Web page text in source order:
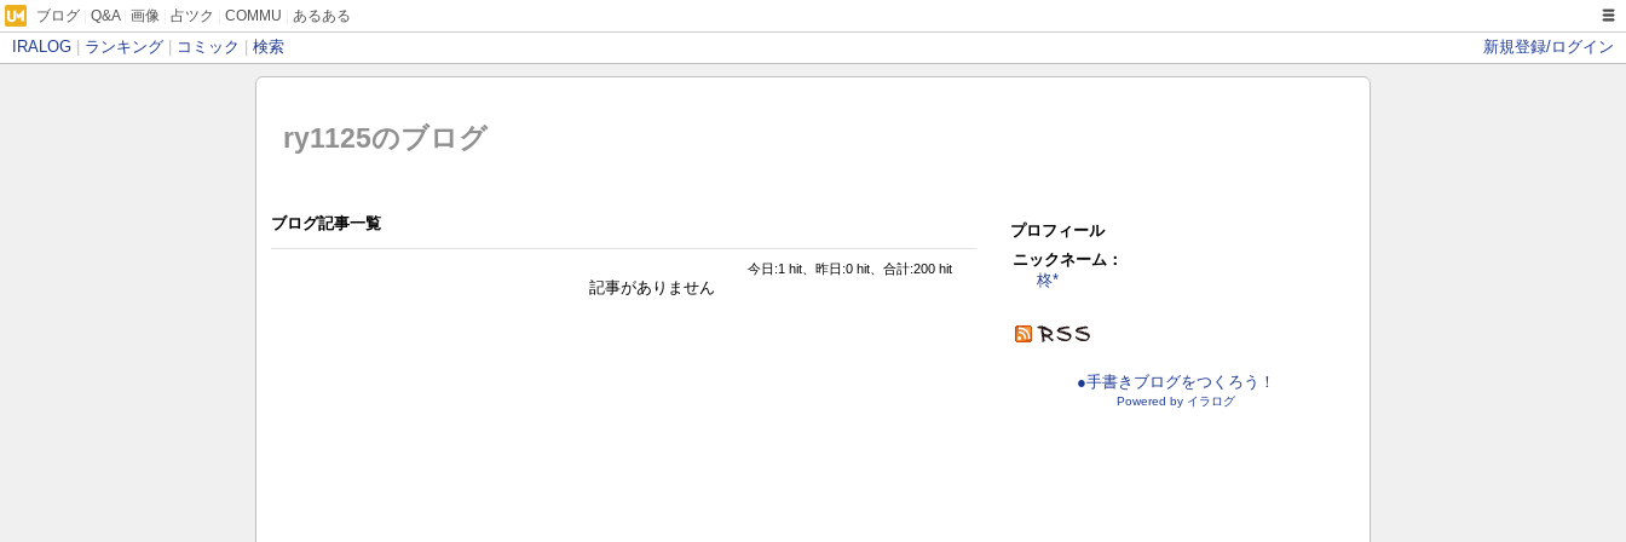
ブログ Q&A| 画像 占ツク COMMU あるある
IRALOG ランキング コミック 検索 新規登録/ログイン
ry1125のブログ
ブログ記事一覧
今日:1 hit、昨日:0 hit、合計:200 hit
記事がありません
プロフィール
ニックネーム：
柊*
●手書きブログをつくろう！
Powered by イラログ